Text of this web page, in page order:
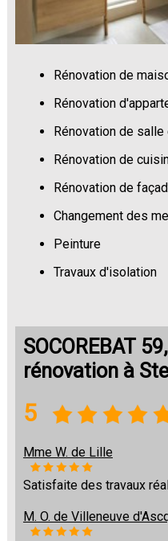
Rénovation de
Rénovation
Rénovation de salle
Rénovation de
Rénovation de
Changement des
Peinture
Travaux d'isolation
SOCOREBAT
rénovation à
5
Mme W. de Lille
Satisfaite des travaux
M. O. de Villeneuve